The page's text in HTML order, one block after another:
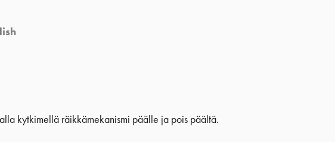
kytkimellä räikkämekanismi päälle ja pois päältä.